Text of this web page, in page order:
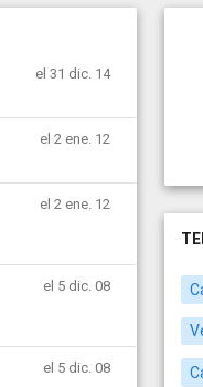
el 31 dic. 14
el 2 ene. 12
el 2 ene. 12
el 5 dic. 08
el 5 dic. 08